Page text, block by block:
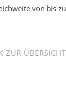
von bis zu
ZUR ÜBERSICHT